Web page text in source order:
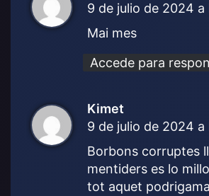
i
:
9 de julio de 2024 a
Mai mes
Accede para
Kimet
i
e
9 de julio de 2024 a
Borbons corruptes
mentiders es lo
tot aquet